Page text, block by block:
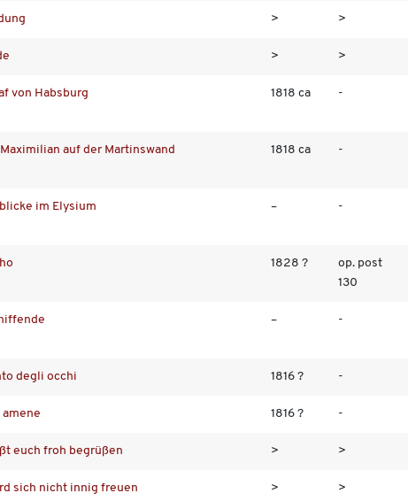
> >
> >
von Habsburg 1818 ca -
auf der Martinswand 1818 ca -
im Elysium – -
1828 ?
op. post
130
– -
degli occhi 1816 ? -
amene 1816 ? -
euch froh begrüßen > >
sich nicht innig freuen > >